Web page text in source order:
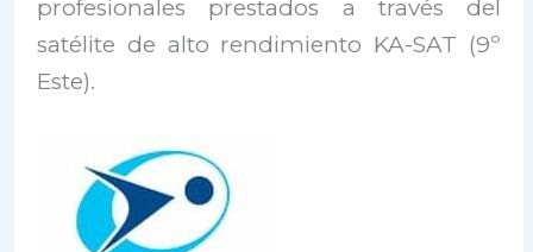
profesionales prestados a través del
satélite de alto rendimiento KA-SAT (9º
Este).